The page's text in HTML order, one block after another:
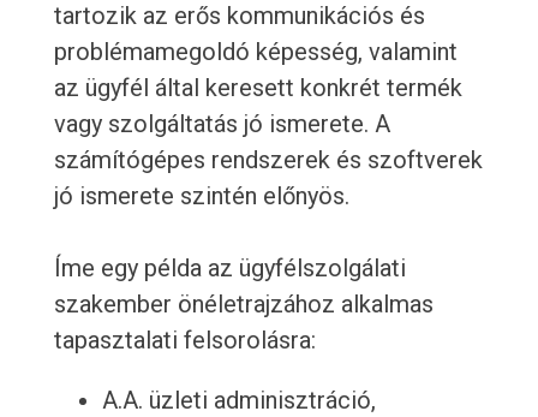
tartozik az erős kommunikációs és
problémamegoldó képesség, valamint
az ügyfél által keresett konkrét termék
vagy szolgáltatás jó ismerete. A
számítógépes rendszerek és szoftverek
jó ismerete szintén előnyös.
Íme egy példa az ügyfélszolgálati
szakember önéletrajzához alkalmas
tapasztalati felsorolásra:
A.A. üzleti adminisztráció,